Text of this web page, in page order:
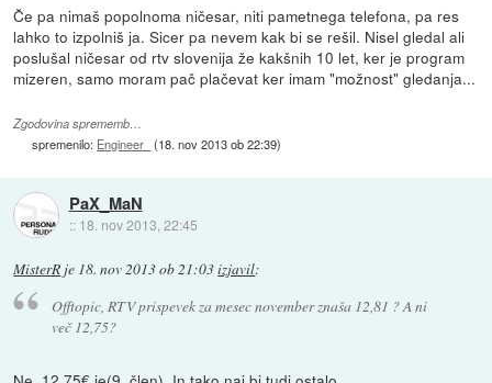
Če pa nimaš popolnoma ničesar, niti pametnega telefona, pa res
lahko to izpolniš ja. Sicer pa nevem kak bi se rešil. Nisel gledal ali
poslušal ničesar od rtv slovenija že kakšnih 10 let, ker je program
mizeren, samo moram pač plačevat ker imam "možnost" gledanja...
Zgodovina sprememb…
spremenilo: Engineer_ (18. nov 2013 ob 22:39)
PaX_MaN
:: 18. nov 2013, 22:45
MisterR je 18. nov 2013 ob 21:03izjavil:
Offtopic, RTV prispevek za mesec november znaša 12,81 ? A ni
več 12,75?